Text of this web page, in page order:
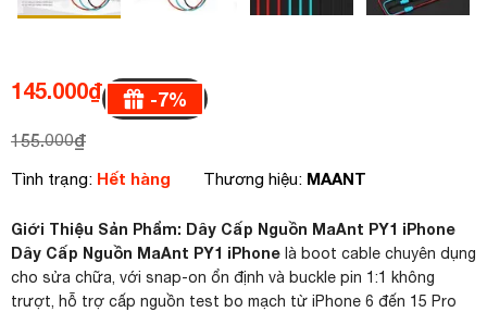
145.000₫ -7%
155.000₫
Tình trạng: Hết hàng Thương hiệu: MAANT
Giới Thiệu Sản Phẩm: Dây Cấp Nguồn MaAnt PY1 iPhone
Dây Cấp Nguồn MaAnt PY1 iPhone là boot cable chuyên dụng
cho sửa chữa, với snap-on ổn định và buckle pin 1:1 không
trượt, hỗ trợ cấp nguồn test bo mạch từ iPhone 6 đến 15 Pro